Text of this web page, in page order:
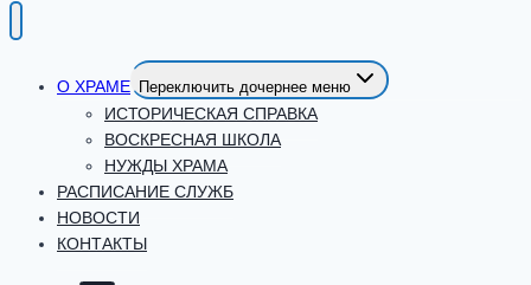
О ХРАМЕ Переключить дочернее меню
ИСТОРИЧЕСКАЯ СПРАВКА
ВОСКРЕСНАЯ ШКОЛА
НУЖДЫ ХРАМА
РАСПИСАНИЕ СЛУЖБ
НОВОСТИ
КОНТАКТЫ